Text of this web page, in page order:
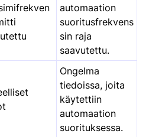
automaation
suoritusfrekvens
sin raja
saavutettu.
Ongelma
tiedoissa, joita
käytettiin
automaation
suorituksessa.